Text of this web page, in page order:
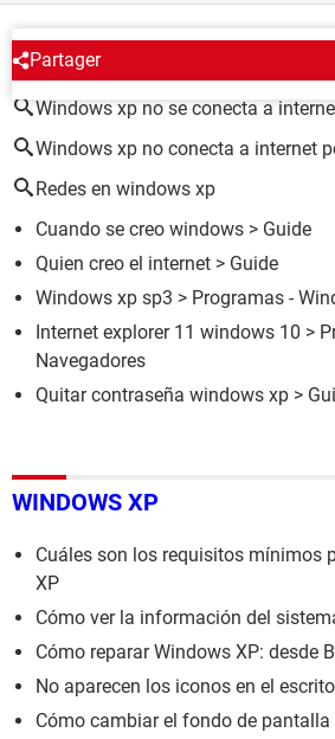
Partager
ALREDEDOR DEL MISMO TEMA
Windows xp no se conecta a
Windows xp no conecta a internet
Redes en windows xp
Cuando se creo windows > Guide
Quien creo el internet > Guide
Windows xp sp3 > Programas -
Internet explorer 11 windows 10 >
Navegadores
Quitar contraseña windows xp >
WINDOWS XP
Cuáles son los requisitos mínimos
XP
Cómo ver la información del
Cómo reparar Windows XP: desde
No aparecen los iconos en el
Cómo cambiar el fondo de pantalla